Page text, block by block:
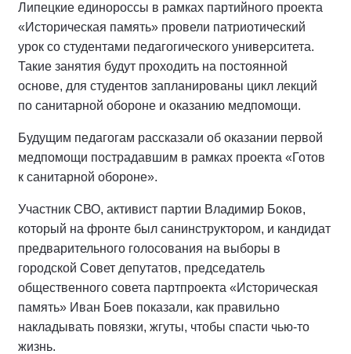
Липецкие единороссы в рамках партийного проекта
«Историческая память» провели патриотический
урок со студентами педагогического университета.
Такие занятия будут проходить на постоянной
основе, для студентов запланированы цикл лекций
по санитарной обороне и оказанию медпомощи.
Будущим педагогам рассказали об оказании первой
медпомощи пострадавшим в рамках проекта «Готов
к санитарной обороне».
Участник СВО, активист партии Владимир Боков,
который на фронте был санинструктором, и кандидат
предварительного голосования на выборы в
городской Совет депутатов, председатель
общественного совета партпроекта «Историческая
память» Иван Боев показали, как правильно
накладывать повязки, жгуты, чтобы спасти чью-то
жизнь.